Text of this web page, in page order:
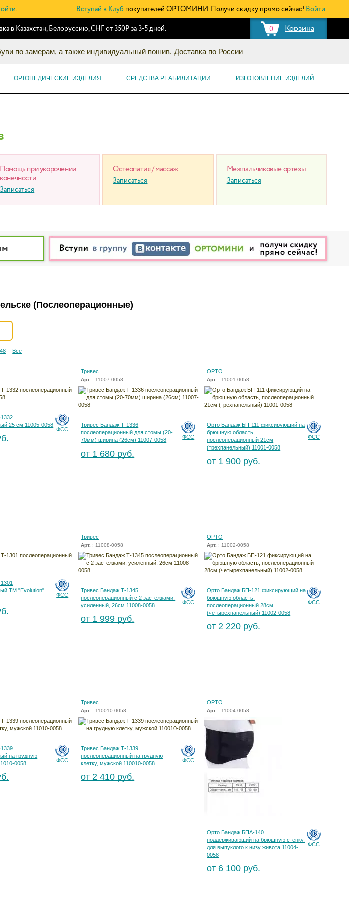
. Вступай в Клуб покупателей ОРТОМИНИ. Получи скидку прямо сейчас! Войти.
0 Корзина
в Казахстан, Белоруссию, СНГ от 350Р за 3-5 дней.
по замерам, а также индивидуальный пошив. Доставка по России
ОРТОПЕДИЧЕСКИЕ ИЗДЕЛИЯ СРЕДСТВА РЕАБИЛИТАЦИИ ИЗГОТОВЛЕНИЕ ИЗДЕЛИЙ
Помощь при укорочении
конечности
Записаться
Остеопатия / массаж
Записаться
Межпальчиковые ортезы
Записаться
(Послеоперационные)
48 Все
ФСС
25 см 11005-0058
Тривес
Арт. : 11007-0058
ФСС
Тривес Бандаж Т-1336
послеоперационный для стомы (20-
70мм) ширина (26см) 11007-0058
от 1 680 руб.
ОРТО
Арт. : 11001-0058
ФСС
Орто Бандаж БП-111 фиксирующий на
брюшную область,
послеоперационный 21см
(трехпанельный) 11001-0058
от 1 900 руб.
ФСС
ТМ "Evolution"
Тривес
Арт. : 11008-0058
ФСС
Тривес Бандаж Т-1345
послеоперационный c 2 застежками,
усиленный, 26см 11008-0058
от 1 999 руб.
ОРТО
Арт. : 11002-0058
ФСС
Орто Бандаж БП-121 фиксирующий на
брюшную область,
послеоперационный 28см
(четырехпанельный) 11002-0058
от 2 220 руб.
ФСС
на грудную
0058
Тривес
Арт. : 110010-0058
ФСС
Тривес Бандаж Т-1339
послеоперационный на грудную
клетку, мужской 110010-0058
от 2 410 руб.
ОРТО
Арт. : 11004-0058
ФСС
Орто Бандаж БПA-140
поддерживающий на брюшную стенку,
для выпуклого к низу живота 11004-
0058
от 6 100 руб.